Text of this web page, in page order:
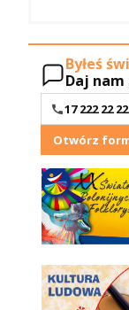
Byłeś
Daj nam
17 222 22 22
Otwórz